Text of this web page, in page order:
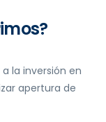
la inversión en
apertura de